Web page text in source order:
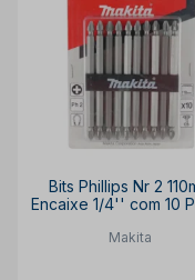
Bits Phillips Nr 2
Encaixe 1/4'' com 10
Makita